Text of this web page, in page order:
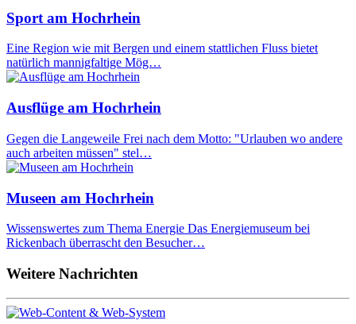
Sport am Hochrhein
Eine Region wie mit Bergen und einem stattlichen Fluss bietet
natürlich mannigfaltige Mög…
Ausflüge am Hochrhein
Gegen die Langeweile Frei nach dem Motto: "Urlauben wo andere
auch arbeiten müssen" stel…
Museen am Hochrhein
Wissenswertes zum Thema Energie Das Energiemuseum bei
Rickenbach überrascht den Besucher…
Weitere Nachrichten